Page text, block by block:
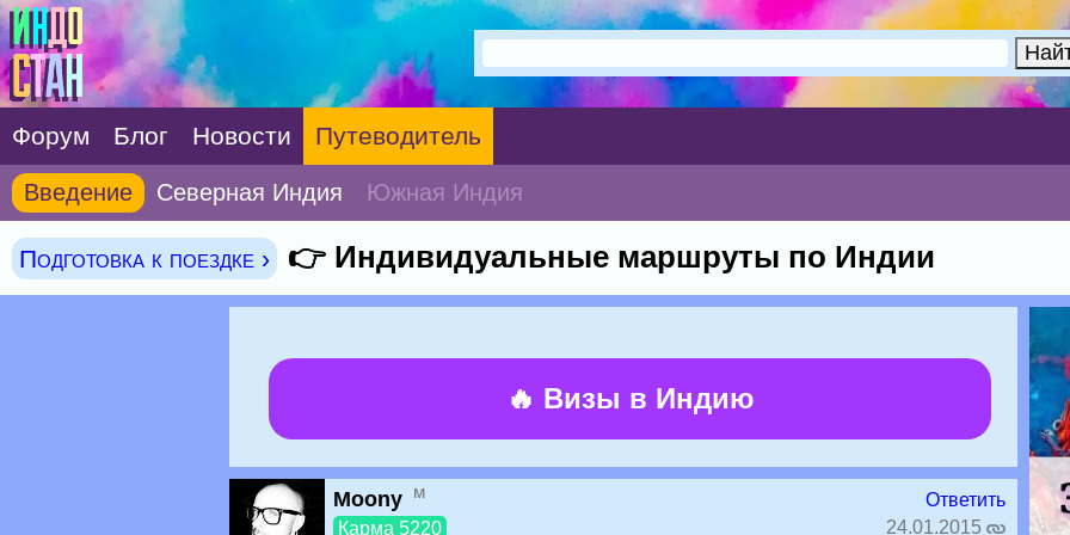
Форум Блог Новости Путеводитель
Введение Северная Индия Южная Индия
Подготовка к поездке › 👉 Индивидуальные маршруты по Индии
🔥 Визы в Индию
Moony м
Карма 5220
Ответить
24.01.2015